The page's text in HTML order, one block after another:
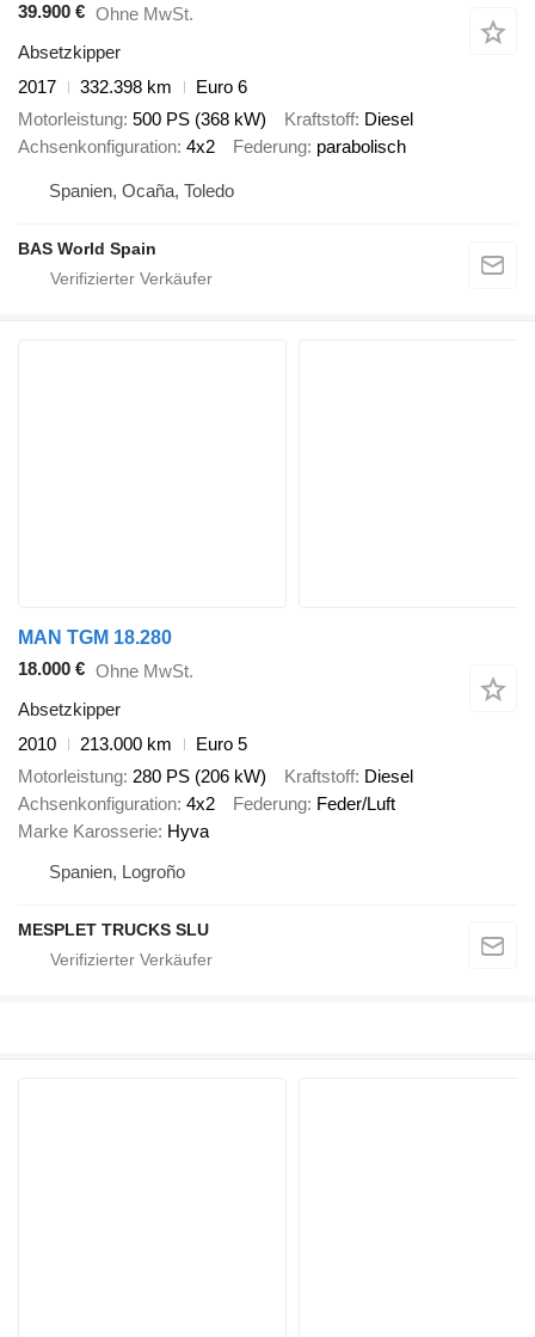
39.900 € Ohne MwSt.
Absetzkipper
2017
332.398 km
Euro 6
Motorleistung 500 PS (368 kW) Kraftstoff Diesel
Achsenkonfiguration 4x2 Federung parabolisch
Spanien, Ocaña, Toledo
BAS World Spain
MAN TGM 18.280
18.000 € Ohne MwSt.
Absetzkipper
2010
213.000 km
Euro 5
Motorleistung 280 PS (206 kW) Kraftstoff Diesel
Achsenkonfiguration 4x2 Federung Feder/Luft
Marke Karosserie Hyva
Spanien, Logroño
MESPLET TRUCKS SLU